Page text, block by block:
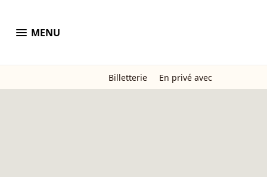
menu MENU
Billetterie En privé avec